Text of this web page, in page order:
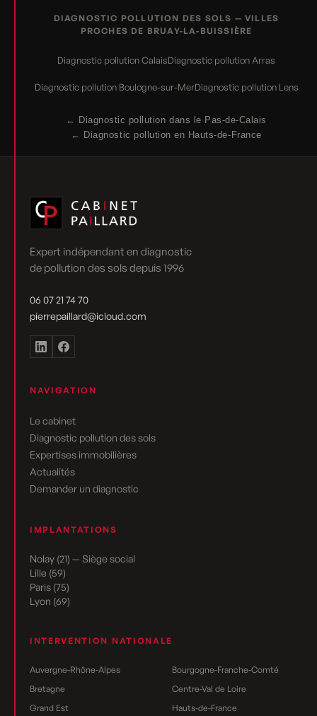
DIAGNOSTIC POLLUTION DES SOLS — VILLES
PROCHES DE BRUAY-LA-BUISSIÈRE
Diagnostic pollution CalaisDiagnostic pollution Arras
Diagnostic pollution Boulogne-sur-MerDiagnostic pollution Lens
← Diagnostic pollution dans le Pas-de-Calais
← Diagnostic pollution en Hauts-de-France
Expert indépendant en diagnostic
de pollution des sols depuis 1996
06 07 21 74 70
pierrepaillard@icloud.com
NAVIGATION
Le cabinet
Diagnostic pollution des sols
Expertises immobilières
Actualités
Demander un diagnostic
IMPLANTATIONS
Nolay (21) — Siège social
Lille (59)
Paris (75)
Lyon (69)
INTERVENTION NATIONALE
Auvergne-Rhône-Alpes
Bourgogne-Franche-Comté
Bretagne
Centre-Val de Loire
Grand Est
Hauts-de-France